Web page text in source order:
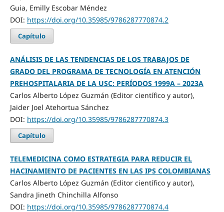
Guia, Emilly Escobar Méndez
DOI: https://doi.org/10.35985/9786287770874.2
Capítulo
ANÁLISIS DE LAS TENDENCIAS DE LOS TRABAJOS DE
GRADO DEL PROGRAMA DE TECNOLOGÍA EN ATENCIÓN
PREHOSPITALARIA DE LA USC: PERÍODOS 1999A – 2023A
Carlos Alberto López Guzmán (Editor científico y autor),
Jaider Joel Atehortua Sánchez
DOI: https://doi.org/10.35985/9786287770874.3
Capítulo
TELEMEDICINA COMO ESTRATEGIA PARA REDUCIR EL
HACINAMIENTO DE PACIENTES EN LAS IPS COLOMBIANAS
Carlos Alberto López Guzmán (Editor científico y autor),
Sandra Jineth Chinchilla Alfonso
DOI: https://doi.org/10.35985/9786287770874.4